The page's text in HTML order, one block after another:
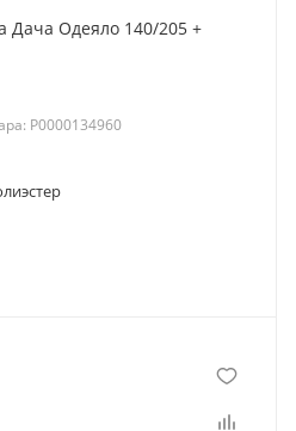
Дача Одеяло 140/205 +
Р0000134960